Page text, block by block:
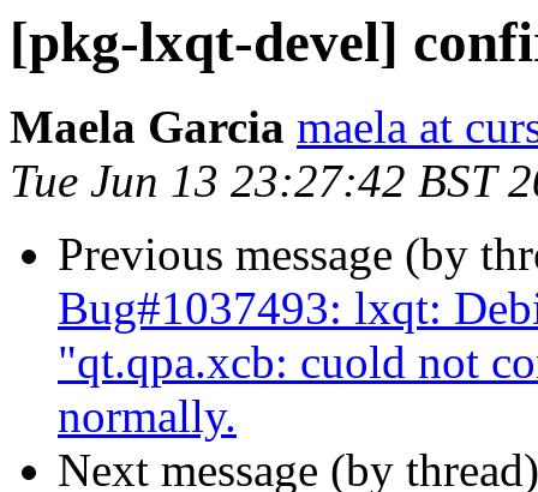
[pkg-lxqt-devel]
Maela Garcia maela at
Tue Jun 13 23:27:42 BST
Previous message (by
Bug#1037493: lxqt:
"qt.qpa.xcb: cuold not
normally.
Next message (by